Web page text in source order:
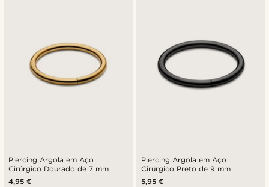
Piercing Argola em Aço
Cirúrgico Dourado de 7 mm
4,95 €
Piercing Argola em Aço
Cirúrgico Preto de 9 mm
5,95 €